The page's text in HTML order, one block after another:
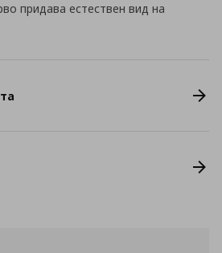
придава естествен вид на